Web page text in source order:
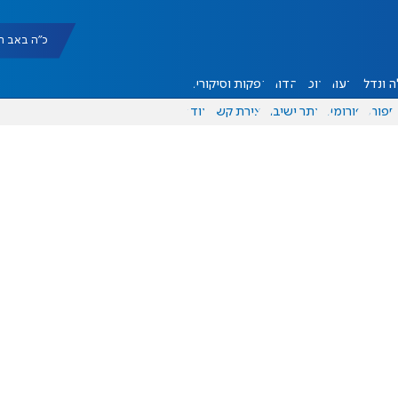
כ"ה באב תשפ"ו
ונדל"ן דעות אוכל יהדות הפקות וסיקורים
ספורט פורומים אתר ישיבה יצירת קשר עוד